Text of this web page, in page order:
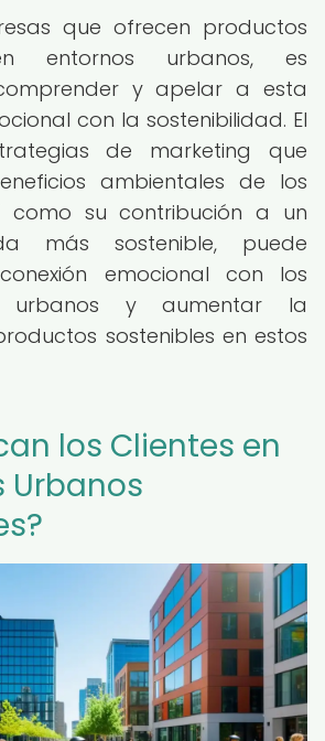
que ofrecen productos
entornos urbanos, es
y apelar a esta
con la sostenibilidad. El
de marketing que
ambientales de los
como su contribución a un
más sostenible, puede
emocional con los
urbanos y aumentar la
sostenibles en estos
los Clientes en
Urbanos